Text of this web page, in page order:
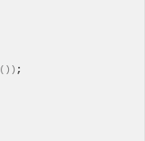
()) ;